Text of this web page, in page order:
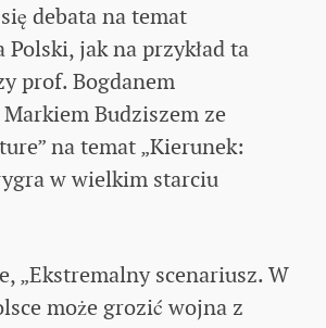
debata na temat
Polski, jak na przykład ta
prof. Bogdanem
Budziszem ze
na temat „Kierunek:
w wielkim starciu
„Ekstremalny scenariusz. W
może grozić wojna z